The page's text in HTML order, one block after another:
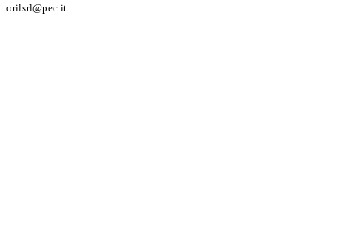
orilsrl@pec.it